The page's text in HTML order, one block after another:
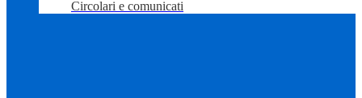
Circolari e comunicati